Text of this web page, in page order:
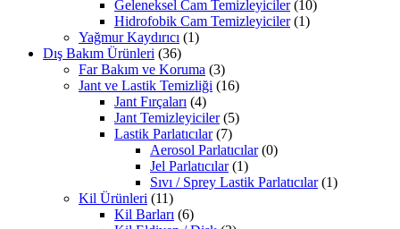
Geleneksel Cam Temizleyiciler (10)
Hidrofobik Cam Temizleyiciler (1)
Yağmur Kaydırıcı (1)
Dış Bakım Ürünleri (36)
Far Bakım ve Koruma (3)
Jant ve Lastik Temizliği (16)
Jant Fırçaları (4)
Jant Temizleyiciler (5)
Lastik Parlatıcılar (7)
Aerosol Parlatıcılar (0)
Jel Parlatıcılar (1)
Sıvı / Sprey Lastik Parlatıcılar (1)
Kil Ürünleri (11)
Kil Barları (6)